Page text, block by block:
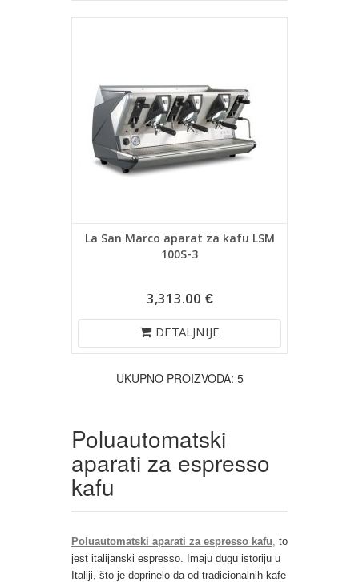
La San Marco aparat za kafu LSM
100S-3
3,313.00 €
DETALJNIJE
UKUPNO PROIZVODA: 5
Poluautomatski
aparati za espresso
kafu
Poluautomatski aparati za espresso kafu, to
jest italijanski espresso. Imaju dugu istoriju u
Italiji, što je doprinelo da od tradicionalnih kafe